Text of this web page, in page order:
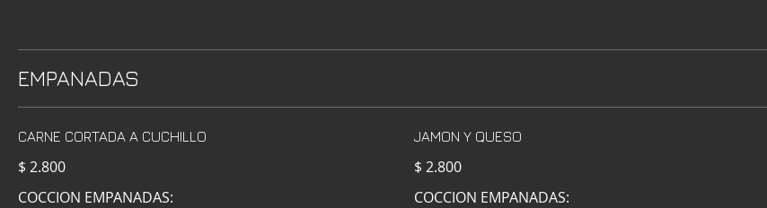
EMPANADAS
CARNE CORTADA A CUCHILLO
$ 2.800
COCCION EMPANADAS:
JAMON Y QUESO
$ 2.800
COCCION EMPANADAS: